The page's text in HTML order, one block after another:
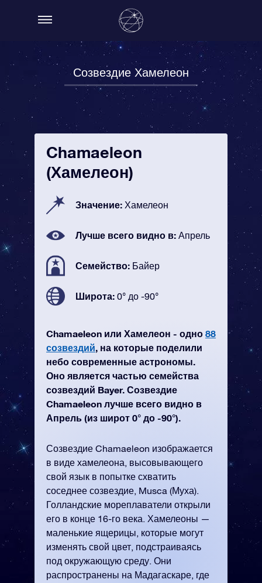
Созвездие Хамелеон
Chamaeleon
(Хамелеон)
Значение: Хамелеон
Лучше всего видно в: Апрель
Семейство: Байер
Широта: 0° до -90°
Chamaeleon или Хамелеон - одно 88
созвездий, на которые поделили
небо современные астрономы.
Оно является частью семейства
созвездий Bayer. Созвездие
Chamaeleon лучше всего видно в
Апрель (из широт 0° до -90°).
Созвездие Chamaeleon изображается
в виде хамелеона, высовывающего
свой язык в попытке схватить
соседнее созвездие, Musca (Муха).
Голландские мореплаватели открыли
его в конце 16-го века. Хамелеоны —
маленькие ящерицы, которые могут
изменять свой цвет, подстраиваясь
под окружающую среду. Они
распространены на Мадагаскаре, где